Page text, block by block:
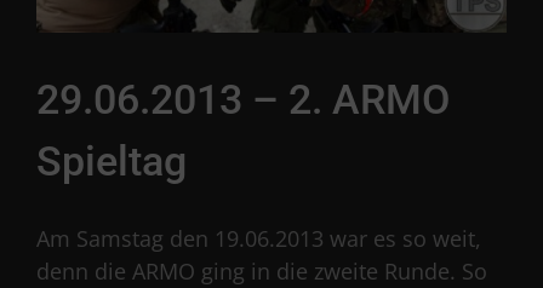
29.06.2013 – 2. ARMO
Spieltag
Am Samstag den 19.06.2013 war es so weit,
denn die ARMO ging in die zweite Runde. So